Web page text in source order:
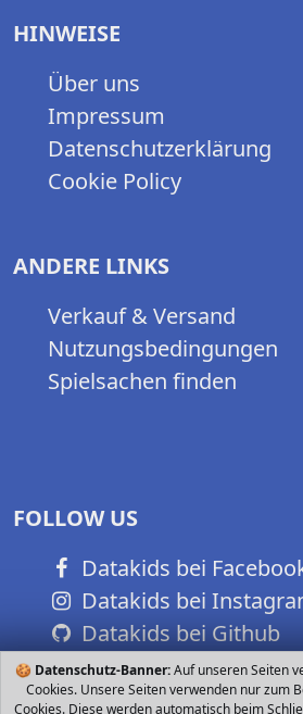
🍪 Datenschutz-Banner:Auf unseren Seiten
Cookies. Unsere Seiten verwenden nur zum
Cookies. Diese werden automatisch beim
HINWEISE
Über uns
Impressum
Datenschutzerklärung
Cookie Policy
ANDERE LINKS
Verkauf & Versand
Nutzungsbedingungen
Spielsachen finden
FOLLOW US
Datakids bei
Datakids bei
Datakids bei Github